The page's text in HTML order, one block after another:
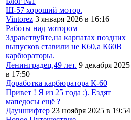
Ш-57 хороший мотор.
Vintorez 3 января 2026 в 16:16
Работы над мотором
Здравствуйте,на карпатах поздних
выпусков ставили не К60,а К60В
карбюраторы.
Ленинградец,49 лет. 9 декабря 2025
в 17:50
Доработка карбюратора К-60
Привет ! Я из 25 года :). Ездят
мапедосы ещё ?
Дауншифтер 23 ноября 2025 в 19:54